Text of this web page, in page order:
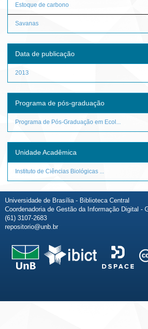
Estoque de carbono
Savanas
Data de publicação
2013
Programa de pós-graduação
Programa de Pós-Graduação em Ecol...
Unidade Acadêmica
Instituto de Ciências Biológicas ...
Universidade de Brasília - Biblioteca Central
Coordenadoria de Gestão da Informação Digital -
(61) 3107-2683
repositorio@unb.br